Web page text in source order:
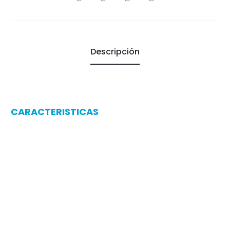
Descripción
CARACTERISTICAS